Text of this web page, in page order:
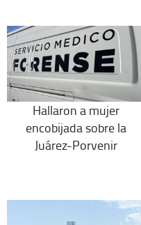
Hallaron a mujer
encobijada sobre la
Juárez-Porvenir